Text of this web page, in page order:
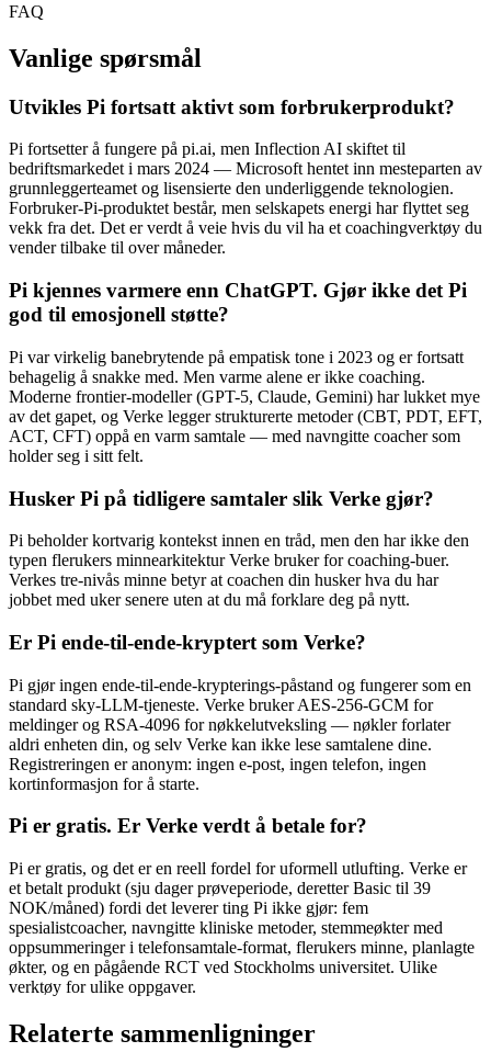
FAQ
Vanlige spørsmål
Utvikles Pi fortsatt aktivt som forbrukerprodukt?
Pi fortsetter å fungere på pi.ai, men Inflection AI skiftet til
bedriftsmarkedet i mars 2024 — Microsoft hentet inn mesteparten av
grunnleggerteamet og lisensierte den underliggende teknologien.
Forbruker-Pi-produktet består, men selskapets energi har flyttet seg
vekk fra det. Det er verdt å veie hvis du vil ha et coachingverktøy du
vender tilbake til over måneder.
Pi kjennes varmere enn ChatGPT. Gjør ikke det Pi
god til emosjonell støtte?
Pi var virkelig banebrytende på empatisk tone i 2023 og er fortsatt
behagelig å snakke med. Men varme alene er ikke coaching.
Moderne frontier-modeller (GPT-5, Claude, Gemini) har lukket mye
av det gapet, og Verke legger strukturerte metoder (CBT, PDT, EFT,
ACT, CFT) oppå en varm samtale — med navngitte coacher som
holder seg i sitt felt.
Husker Pi på tidligere samtaler slik Verke gjør?
Pi beholder kortvarig kontekst innen en tråd, men den har ikke den
typen flerukers minnearkitektur Verke bruker for coaching-buer.
Verkes tre-nivås minne betyr at coachen din husker hva du har
jobbet med uker senere uten at du må forklare deg på nytt.
Er Pi ende-til-ende-kryptert som Verke?
Pi gjør ingen ende-til-ende-krypterings-påstand og fungerer som en
standard sky-LLM-tjeneste. Verke bruker AES-256-GCM for
meldinger og RSA-4096 for nøkkelutveksling — nøkler forlater
aldri enheten din, og selv Verke kan ikke lese samtalene dine.
Registreringen er anonym: ingen e-post, ingen telefon, ingen
kortinformasjon for å starte.
Pi er gratis. Er Verke verdt å betale for?
Pi er gratis, og det er en reell fordel for uformell utlufting. Verke er
et betalt produkt (sju dager prøveperiode, deretter Basic til 39
NOK/måned) fordi det leverer ting Pi ikke gjør: fem
spesialistcoacher, navngitte kliniske metoder, stemmeøkter med
oppsummeringer i telefonsamtale-format, flerukers minne, planlagte
økter, og en pågående RCT ved Stockholms universitet. Ulike
verktøy for ulike oppgaver.
Relaterte sammenligninger